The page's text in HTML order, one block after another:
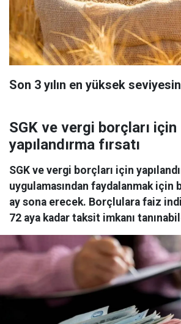
Son 3 yılın en yüksek
SGK ve vergi borçları için
yapılandırma fırsatı
SGK ve vergi borçları için
uygulamasından faydalanmak için
ay sona erecek. Borçlulara faiz
72 aya kadar taksit imkanı